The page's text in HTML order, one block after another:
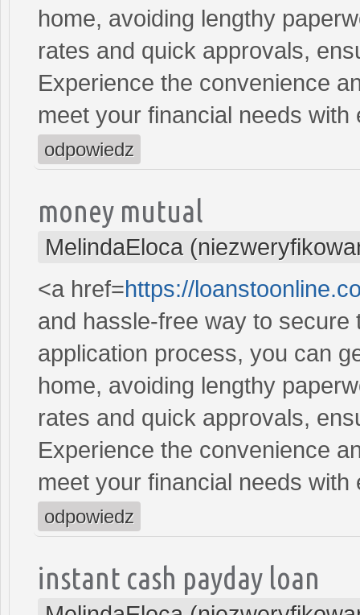
home, avoiding lengthy
rates and quick approvals,
Experience the convenience
meet your financial needs with
odpowiedz
money mutual
MelindaEloca
<a href=https://
and hassle-free way to
application process, you can
home, avoiding lengthy
rates and quick approvals,
Experience the convenience
meet your financial needs with
odpowiedz
instant cash payday loan